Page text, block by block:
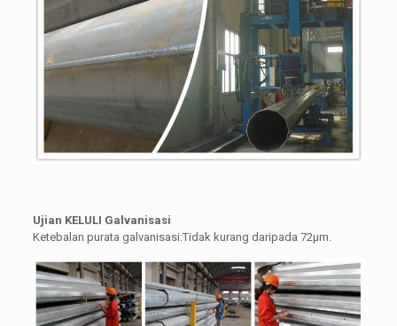
Ujian KELULI Galvanisasi
Ketebalan purata galvanisasi:Tidak kurang daripada 72μm.